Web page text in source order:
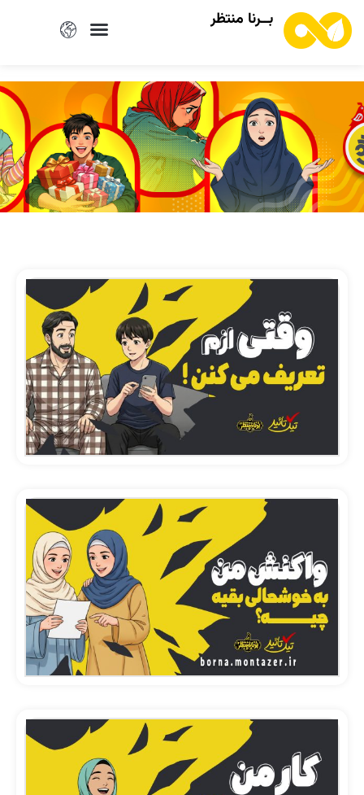
بــرنا منتظر